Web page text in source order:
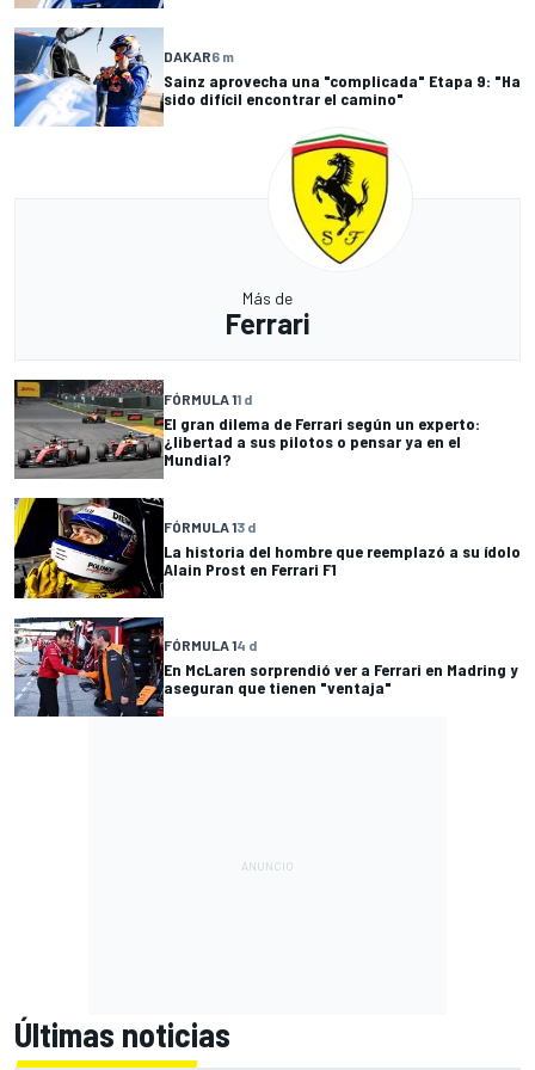
DAKAR6 m
Sainz aprovecha una "complicada" Etapa 9: "Ha
sido difícil encontrar el camino"
Más de
Ferrari
FÓRMULA 11 d
El gran dilema de Ferrari según un experto:
¿libertad a sus pilotos o pensar ya en el
Mundial?
FÓRMULA 13 d
La historia del hombre que reemplazó a su ídolo
Alain Prost en Ferrari F1
FÓRMULA 14 d
En McLaren sorprendió ver a Ferrari en Madring y
aseguran que tienen "ventaja"
Últimas noticias